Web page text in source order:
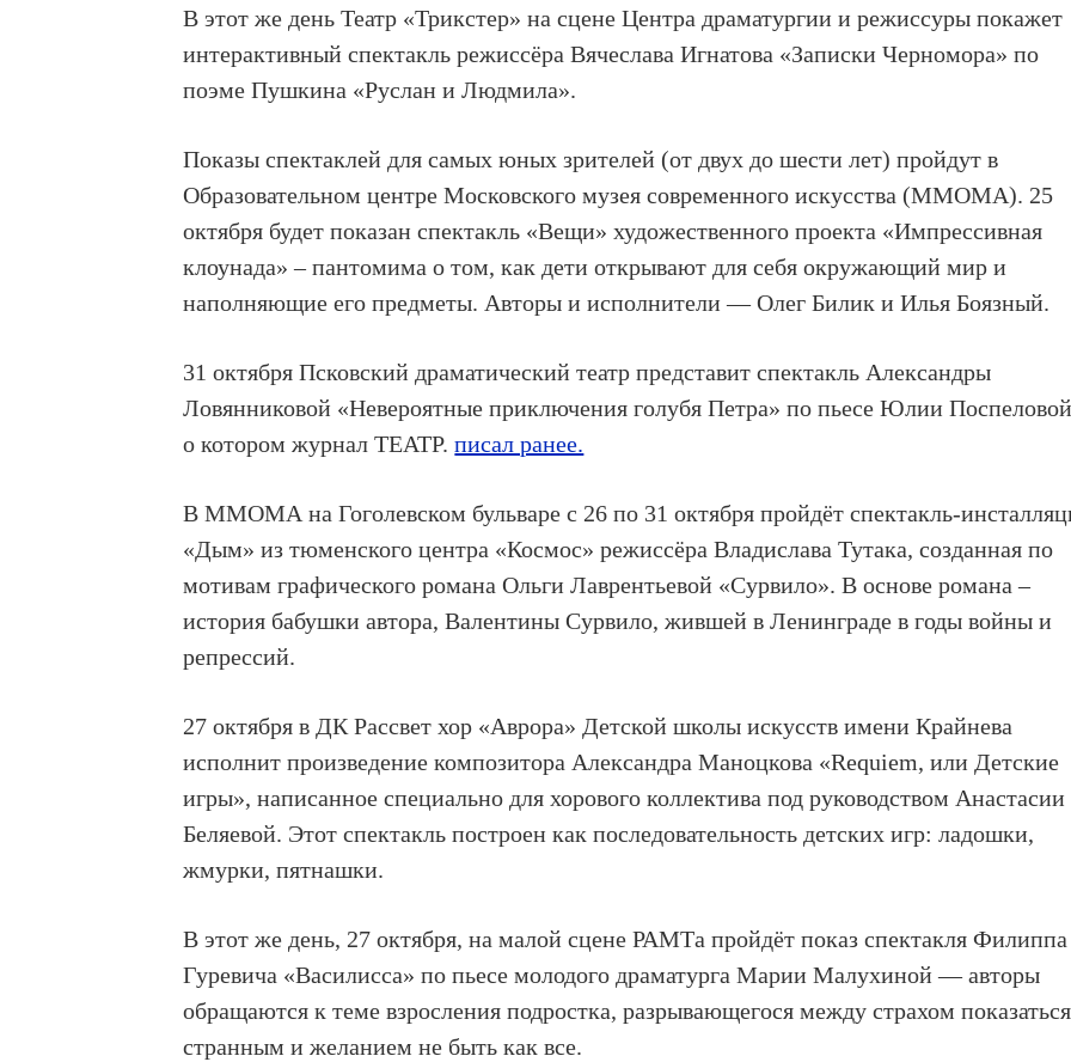
В этот же день Театр «Трикстер» на сцене Центра драматургии и режиссурыпокажет
интерактивный спектакльрежиссёра Вячеслава Игнатова «Записки Черномора»по
поэме Пушкина «Руслан и Людмила».
Показы спектаклей для самых юных зрителей (от двух до шести лет) пройдут в
Образовательном центре Московского музея современного искусства (ММОМА).25
октября будет показан спектакль «Вещи» художественного проекта «Импрессивная
клоунада» – пантомима о том, как дети открывают для себя окружающий мир и
наполняющие его предметы. Авторы и исполнители —Олег Билик и Илья Боязный.
31 октября Псковский драматический театр представит спектакльАлександры
Ловянниковой «Невероятные приключения голубя Петра» по пьесе Юлии
о котором журнал ТЕАТР.писал ранее.
ВММОМА на Гоголевском бульваре с 26 по 31 октября пройдётспектакль-
«Дым» из тюменского центра «Космос» режиссёра Владислава Тутака, созданная по
мотивам графического романа Ольги Лаврентьевой «Сурвило». В основе романа –
история бабушки автора, Валентины Сурвило, жившей в Ленинграде в годы войны и
репрессий.
27 октября в ДК Рассвет хор «Аврора» Детской школы искусств имени Крайнева
исполнит произведение композитораАлександра Маноцкова «Requiem, или Детские
игры», написанное специально для хорового коллектива под руководствомАнастасии
Беляевой. Этот спектакль построен как последовательность детских игр: ладошки,
жмурки, пятнашки.
В этот же день, 27 октября, на малой сценеРАМТапройдёт показспектакля Филиппа
Гуревича «Василисса» по пьесе молодого драматурга Марии Малухиной — авторы
обращаются к теме взросления подростка, разрывающегося между страхом показаться
странным и желанием не быть как все.